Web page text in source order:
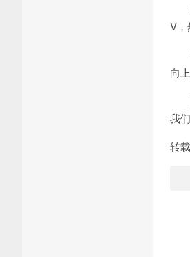
V，
向
我
转